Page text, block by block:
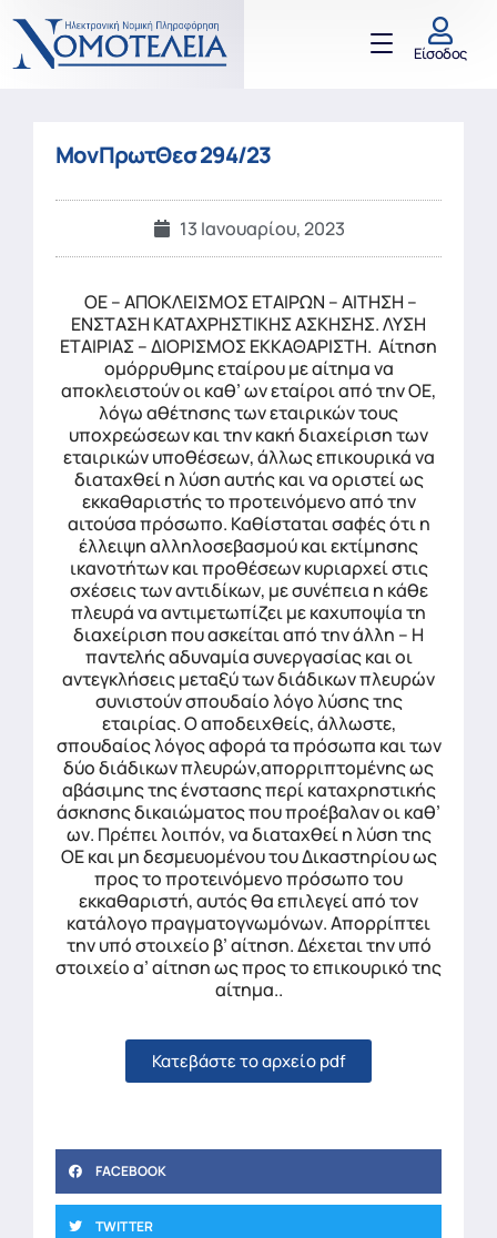
Είσοδος
ΜονΠρωτΘεσ 294/23
13 Ιανουαρίου, 2023
ΟΕ – ΑΠΟΚΛΕΙΣΜΟΣ ΕΤΑΙΡΩΝ – ΑΙΤΗΣΗ –
ΕΝΣΤΑΣΗ ΚΑΤΑΧΡΗΣΤΙΚΗΣ ΑΣΚΗΣΗΣ. ΛΥΣΗ
ΕΤΑΙΡΙΑΣ – ΔΙΟΡΙΣΜΟΣ ΕΚΚΑΘΑΡΙΣΤΗ. Αίτηση
ομόρρυθμης εταίρου με αίτημα να
αποκλειστούν οι καθ’ ων εταίροι από την ΟΕ,
λόγω αθέτησης των εταιρικών τους
υποχρεώσεων και την κακή διαχείριση των
εταιρικών υποθέσεων, άλλως επικουρικά να
διαταχθεί η λύση αυτής και να οριστεί ως
εκκαθαριστής το προτεινόμενο από την
αιτούσα πρόσωπο. Καθίσταται σαφές ότι η
έλλειψη αλληλοσεβασμού και εκτίμησης
ικανοτήτων και προθέσεων κυριαρχεί στις
σχέσεις των αντιδίκων, με συνέπεια η κάθε
πλευρά να αντιμετωπίζει με καχυποψία τη
διαχείριση που ασκείται από την άλλη – Η
παντελής αδυναμία συνεργασίας και οι
αντεγκλήσεις μεταξύ των διάδικων πλευρών
συνιστούν σπουδαίο λόγο λύσης της
εταιρίας. Ο αποδειχθείς, άλλωστε,
σπουδαίος λόγος αφορά τα πρόσωπα και των
δύο διάδικων πλευρών,απορριπτομένης ως
αβάσιμης της ένστασης περί καταχρηστικής
άσκησης δικαιώματος που προέβαλαν οι καθ’
ων. Πρέπει λοιπόν, να διαταχθεί η λύση της
ΟΕ και μη δεσμευομένου του Δικαστηρίου ως
προς το προτεινόμενο πρόσωπο του
εκκαθαριστή, αυτός θα επιλεγεί από τον
κατάλογο πραγματογνωμόνων. Απορρίπτει
την υπό στοιχείο β’ αίτηση. Δέχεται την υπό
στοιχείο α’ αίτηση ως προς το επικουρικό της
αίτημα..
Κατεβάστε το αρχείο pdf
FACEBOOK
TWITTER